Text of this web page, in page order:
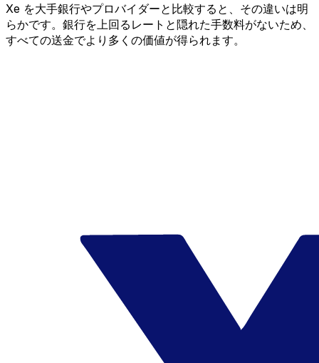
Xe を大手銀行やプロバイダーと比較すると、その違いは明
らかです。銀行を上回るレートと隠れた手数料がないため、
すべての送金でより多くの価値が得られます。